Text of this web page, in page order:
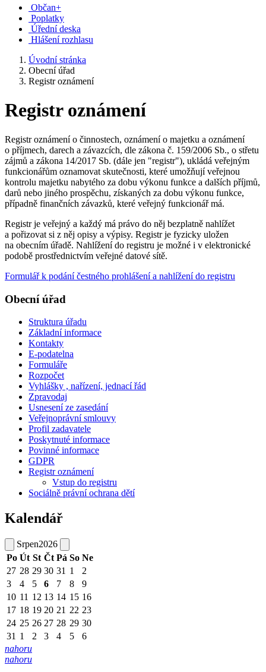
Občan+
Poplatky
Úřední deska
Hlášení rozhlasu
Úvodní stránka
Obecní úřad
Registr oznámení
Registr oznámení
Registr oznámení o činnostech, oznámení o majetku a oznámení
o příjmech, darech a závazcích, dle zákona č. 159/2006 Sb., o střetu
zájmů a zákona 14/2017 Sb. (dále jen "registr"), ukládá veřejným
funkcionářům oznamovat skutečnosti, které umožňují veřejnou
kontrolu majetku nabytého za dobu výkonu funkce a dalších příjmů,
darů nebo jiného prospěchu, získaných za dobu výkonu funkce,
případně finančních závazků, které veřejný funkcionář má.
Registr je veřejný a každý má právo do něj bezplatně nahlížet
a pořizovat si z něj opisy a výpisy. Registr je fyzicky uložen
na obecním úřadě. Nahlížení do registru je možné i v elektronické
podobě prostřednictvím veřejné datové sítě.
Formulář k podání čestného prohlášení a nahlížení do registru
Obecní úřad
Struktura úřadu
Základní informace
Kontakty
E-podatelna
Formuláře
Rozpočet
Vyhlášky , nařízení, jednací řád
Zpravodaj
Usnesení ze zasedání
Veřejnoprávní smlouvy
Profil zadavatele
Poskytnuté informace
Povinné informace
GDPR
Registr oznámení
Vstup do registru
Sociálně právní ochrana dětí
Kalendář
Srpen2026
Po Út St Čt Pá So Ne
27 28 29 30 31 1
2
3
4 5 6 7 8
9
10 11 12 13 14 15 16
17 18 19 20 21 22 23
24 25 26 27 28 29 30
31 1 2 3 4 5
6
nahoru
nahoru